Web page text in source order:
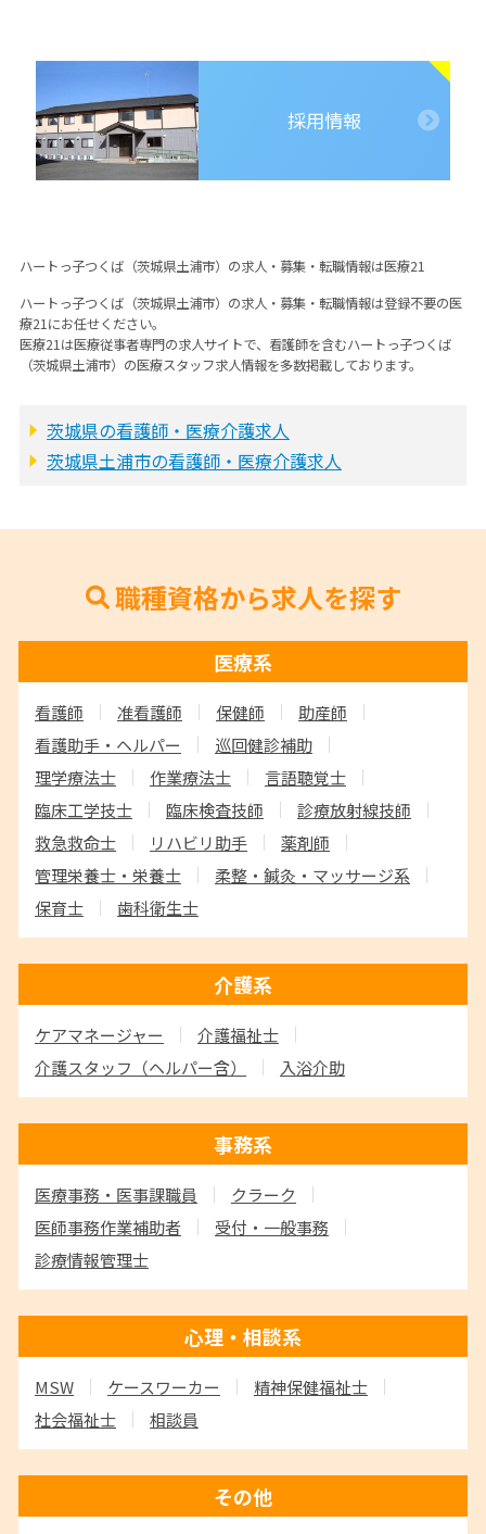
採用情報
ハートっ子つくば（茨城県土浦市）の求人・募集・転職情報は医療21
ハートっ子つくば（茨城県土浦市）の求人・募集・転職情報は登録不要の医
療21にお任せください。
医療21は医療従事者専門の求人サイトで、看護師を含むハートっ子つくば
（茨城県土浦市）の医療スタッフ求人情報を多数掲載しております。
茨城県の看護師・医療介護求人
茨城県土浦市の看護師・医療介護求人
職種資格から求人を探す
医療系
看護師 准看護師 保健師
助産師
看護助手・ヘルパー
巡回健診補助
理学療法士
作業療法士
言語聴覚士
臨床工学技士
臨床検査技師
診療放射線技師
救急救命士
リハビリ助手
薬剤師
管理栄養士・栄養士
柔整・鍼灸・マッサージ系
保育士
歯科衛生士
介護系
ケアマネージャー
介護福祉士
介護スタッフ （ヘルパー含） 入浴介助
事務系
医療事務・医事課職員
クラーク
医師事務作業補助者
受付・一般事務
診療情報管理士
心理・相談系
MSW ケースワーカー
精神保健福祉士
社会福祉士
相談員
その他